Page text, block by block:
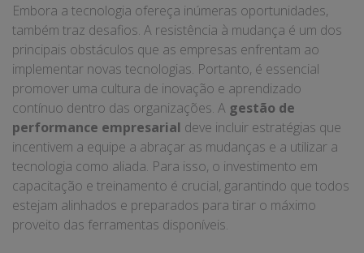
Embora a tecnologia ofereça inúmeras oportunidades,
também traz desafios. A resistência à mudança é um dos
principais obstáculos que as empresas enfrentam ao
implementar novas tecnologias. Portanto, é essencial
promover uma cultura de inovação e aprendizado
contínuo dentro das organizações. A gestão de
performance empresarial deve incluir estratégias que
incentivem a equipe a abraçar as mudanças e a utilizar a
tecnologia como aliada. Para isso, o investimento em
capacitação e treinamento é crucial, garantindo que todos
estejam alinhados e preparados para tirar o máximo
proveito das ferramentas disponíveis.